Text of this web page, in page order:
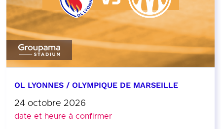
OL LYONNES / OLYMPIQUE DE MARSEILLE
24 octobre 2026
date et heure à confirmer